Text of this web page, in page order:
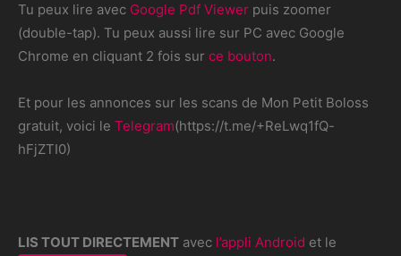
Tu peux lire avec Google Pdf Viewer puis zoomer
(double-tap). Tu peux aussi lire sur PC avec Google
Chrome en cliquant 2 fois sur ce bouton.
Et pour les annonces sur les scans de Mon Petit Boloss
gratuit, voici le Telegram(https://t.me/+ReLwq1fQ-
hFjZTI0)
LIS TOUT DIRECTEMENT avec l’appli Android et le